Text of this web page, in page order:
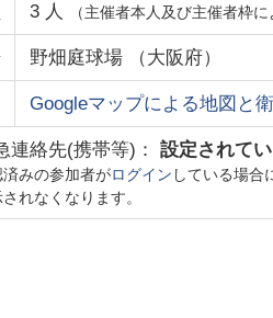
3 人 （主催者本人及び主催者枠に
野畑庭球場 （大阪府）
Googleマップによる地図と
連絡先(携帯等)：設定されてい
みの参加者がログイン している場合
れなくなります。